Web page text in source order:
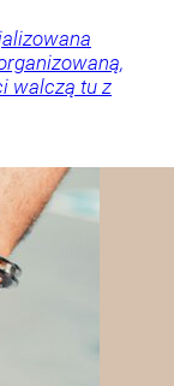
walczą tu z